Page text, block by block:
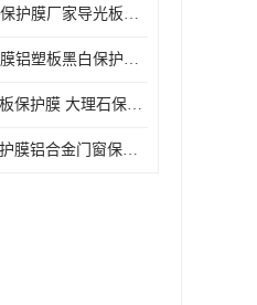
塑胶外壳保护膜厂家导光板保护膜 铝单板保护膜胶带易撕不留胶
门窗保护膜铝塑板黑白保护膜外墙保温板保护膜
ABS塑料板保护膜 大理石保护膜 缠鱼竿保护膜
pe带胶保护膜铝合金门窗保护不锈钢板保护膜大理石建筑材料保护